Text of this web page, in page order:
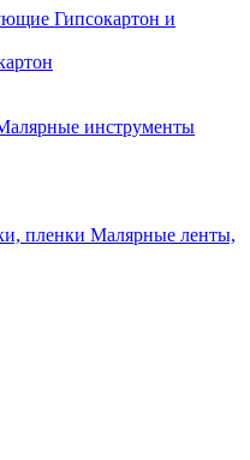
Гипсокартон и
инструменты
Малярные ленты,